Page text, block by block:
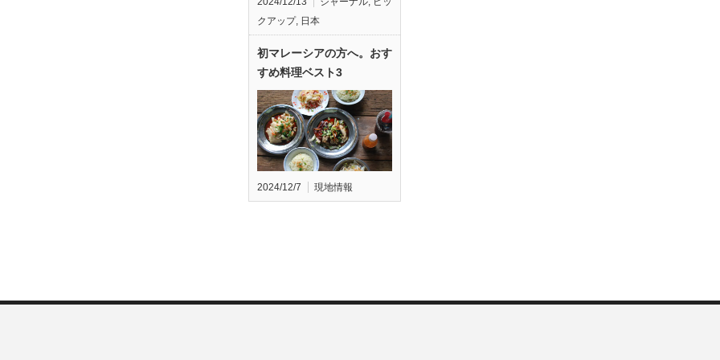
クアップ, 日本
初マレーシアの方へ。おす
すめ料理ベスト3
2024/12/7 現地情報